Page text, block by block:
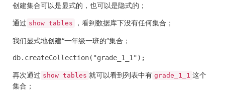
创建集合可以是显式的，也可以是隐式的；
通过 show tables ，看到数据库下没有任何集合；
我们显式地创建“一年级一班的”集合；
db.createCollection("grade_1_1");
再次通过 show tables 就可以看到列表中有 grade_1_1 这个
集合；